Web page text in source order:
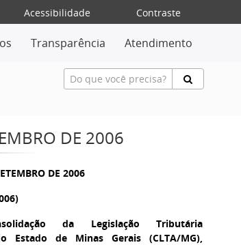
Acessibilidade
Contraste
Transparência Atendimento
DE 2006
DE 2006
da Legislação Tributária
Estado de Minas Gerais (CLTA/MG),